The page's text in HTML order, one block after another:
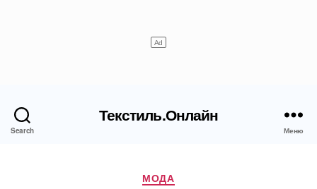
Search
Текстиль.Онлайн
Меню
Рубрики
МОДА